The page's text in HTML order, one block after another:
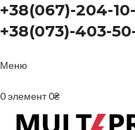
+38(067)-204-
+38(073)-403-
Меню
0элемент0₴